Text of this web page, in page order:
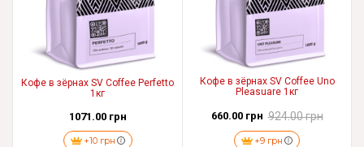
Кофе в зёрнах SV Coffee Perfetto
1кг
1071.00 грн
+10 грн
Кофе в зёрнах SV Coffee Uno
Pleasuare 1кг
660.00 грн 924.00 грн
+9 грн